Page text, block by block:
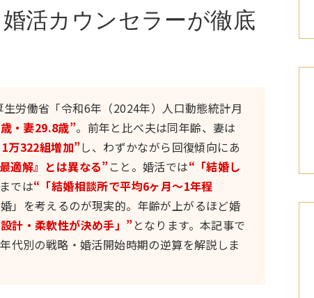
活カウンセラーが徹底
生労働省「令和6年（2024年）人口動態統計月
・妻29.8歳”。前年と比べ夫は同年齢、妻は
万322組増加”し、わずかながら回復傾向にあ
適解』とは異なる”こと。婚活では“「結婚し
では“「結婚相談所で平均6ヶ月〜1年程
」を考えるのが現実的。年齢が上がるほど婚
計・柔軟性が決め手」”となります。本記事で
代別の戦略・婚活開始時期の逆算を解説しま